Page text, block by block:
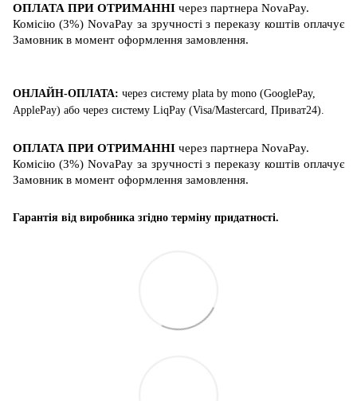
ОПЛАТА ПРИ ОТРИМАННІ через партнера NovaPay.
Комісію (3%) NovaPay за зручності з переказу коштів оплачує
Замовник в момент оформлення замовлення.
ОНЛАЙН-ОПЛАТА: через систему plata by mono (GooglePay,
ApplePay) або через систему LiqPay (Visa/Mastercard , Приват24)
ОПЛАТА ПРИ ОТРИМАННІ через партнера NovaPay.
Комісію (3%) NovaPay за зручності з переказу коштів оплачує
Замовник в момент оформлення замовлення.
Гарантія від виробника згідно терміну придатності.